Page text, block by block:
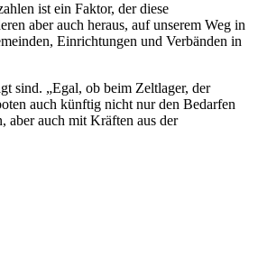
ist ein Faktor, der diese
aber auch heraus, auf unserem Weg in
Einrichtungen und Verbänden in
sind. „Egal, ob beim Zeltlager, der
auch künftig nicht nur den Bedarfen
aber auch mit Kräften aus der